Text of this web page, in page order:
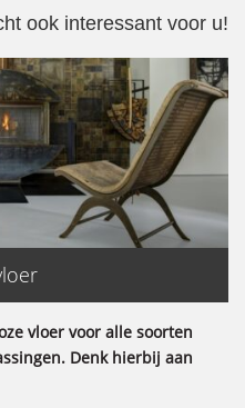
ook interessant voor u!
vloer voor alle soorten
Denk hierbij aan